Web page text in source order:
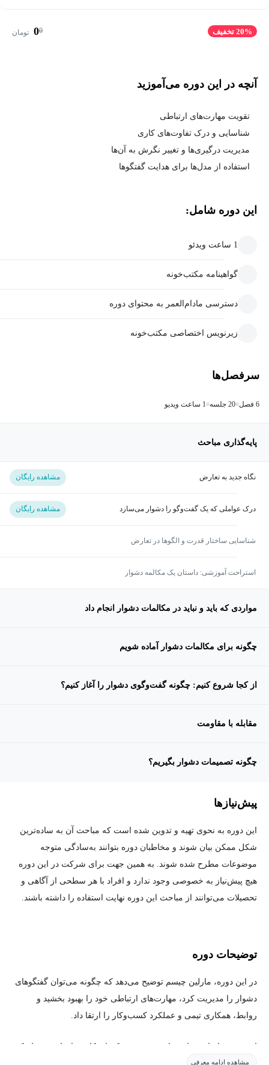
20% تخفیف 0
0 تومان
آنچه در این دوره می‌آموزید
تقویت مهارت‌های ارتباطی
شناسایی و درک تفاوت‌های کاری
مدیریت درگیری‌ها و تغییر نگرش به آن‌ها
استفاده از مدل‌ها برای هدایت گفتگوها
این دوره شامل:
1 ساعت ویدئو
گواهینامه مکتب‌خونه
دسترسی مادام‌العمر به محتوای دوره
زیرنویس اختصاصی مکتب‌خونه
سرفصل‌ها
6 فصل 20 جلسه 1 ساعت ویدیو
پایه‌گذاری مباحث
نگاه جدید به تعارض مشاهده رایگان
درک عواملی که یک گفت‌وگو را دشوار می‌سازد مشاهده رایگان
شناسایی ساختار قدرت و الگوها در تعارض
استراحت آموزشی: داستان یک مکالمه دشوار
مواردی که باید و نباید در مکالمات دشوار انجام داد
چگونه برای مکالمات دشوار آماده شویم
از کجا شروع کنیم: چگونه گفت‌وگوی دشوار را آغاز کنیم؟
مقابله با مقاومت
چگونه تصمیمات دشوار بگیریم؟
پیش‌نیاز‌ها
این دوره به نحوی تهیه و تدوین شده است که مباحث آن به ساده‌ترین
شکل ممکن بیان شوند و مخاطبان دوره بتوانند به‌سادگی متوجه
موضوعات مطرح شده شوند. به همین جهت برای شرکت در این دوره
هیچ پیش‌نیاز به خصوصی وجود ندارد و افراد با هر سطحی از آگاهی و
تحصیلات می‌توانند از مباحث این دوره نهایت استفاده را داشته باشند.
توضیحات دوره
در این دوره، مارلین چیسم توضیح می‌دهد که چگونه می‌توان گفتگوهای
دشوار را مدیریت کرد، مهارت‌های ارتباطی خود را بهبود بخشید و
روابط، همکاری تیمی و عملکرد کسب‌وکار را ارتقا داد.
او نحوه شناسایی تفاوت‌های نهفته در سبک‌های کاری، اهداف و دینامیک
مشاهده ادامه معرفی